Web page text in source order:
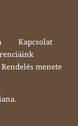
Kapcsolat
Rendelés menete